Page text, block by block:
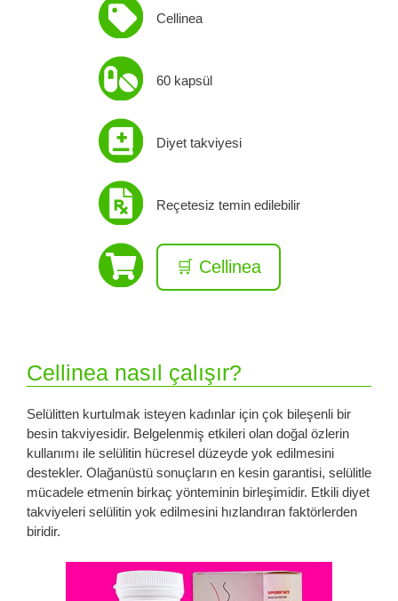
Cellinea
60 kapsül
Diyet takviyesi
Reçetesiz temin edilebilir
🛒 Cellinea
Cellinea nasıl çalışır?
Selülitten kurtulmak isteyen kadınlar için çok bileşenli bir
besin takviyesidir. Belgelenmiş etkileri olan doğal özlerin
kullanımı ile selülitin hücresel düzeyde yok edilmesini
destekler. Olağanüstü sonuçların en kesin garantisi, selülitle
mücadele etmenin birkaç yönteminin birleşimidir. Etkili diyet
takviyeleri selülitin yok edilmesini hızlandıran faktörlerden
biridir.